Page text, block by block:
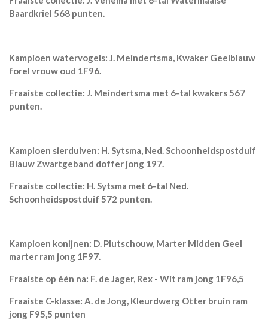
Baardkriel 568 punten.
Kampioen watervogels: J. Meindertsma, Kwaker Geelblauw
forel vrouw oud 1F96.
Fraaiste collectie: J. Meindertsma met 6-tal kwakers 567
punten.
Kampioen sierduiven: H. Sytsma, Ned. Schoonheidspostduif
Blauw Zwartgeband doffer jong 197.
Fraaiste collectie: H. Sytsma met 6-tal Ned.
Schoonheidspostduif 572 punten.
Kampioen konijnen: D. Plutschouw, Marter Midden Geel
marter ram jong 1F97.
Fraaiste op één na: F. de Jager, Rex - Wit ram jong 1F96,5
Fraaiste C-klasse: A. de Jong, Kleurdwerg Otter bruin ram
jong F95,5 punten